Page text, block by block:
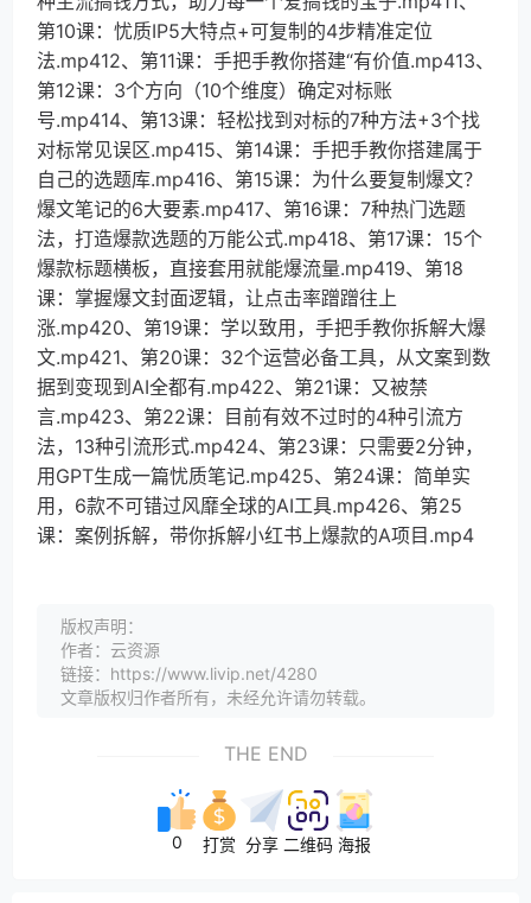
第10课：忧质IP5大特点+可复制的4步精准定位
法.mp412、第11课：手把手教你搭建“有价值.mp413、
第12课：3个方向（10个维度）确定对标账
号.mp414、第13课：轻松找到对标的7种方法+3个找
对标常见误区.mp415、第14课：手把手教你搭建属于
自己的选题库.mp416、第15课：为什么要复制爆文？
爆文笔记的6大要素.mp417、第16课：7种热门选题
法，打造爆款选题的万能公式.mp418、第17课：15个
爆款标题横板，直接套用就能爆流量.mp419、第18
课：掌握爆文封面逻辑，让点击率蹭蹭往上
涨.mp420、第19课：学以致用，手把手教你拆解大爆
文.mp421、第20课：32个运营必备工具，从文案到数
据到变现到AI全都有.mp422、第21课：又被禁
言.mp423、第22课：目前有效不过时的4种引流方
法，13种引流形式.mp424、第23课：只需要2分钟，
用GPT生成一篇忧质笔记.mp425、第24课：简单实
用，6款不可错过风靡全球的AI工具.mp426、第25
课：案例拆解，带你拆解小红书上爆款的A项目.mp4
版权声明：
作者：云资源
链接：https://www.livip.net/4280
文章版权归作者所有，未经允许请勿转载。
THE END
0 打赏 分享 二维码 海报